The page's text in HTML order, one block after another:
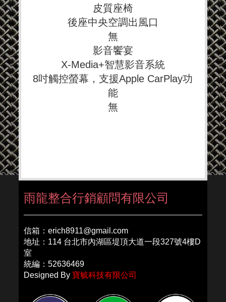
皮質座椅
後座中央空調出風口
無
影音饗宴
X-Media+智慧影音系統
8吋觸控螢幕，支援Apple CarPlay功
能
無
雨龍整合行銷顧問有限公司
信箱：erich8911@gmail.com
地址：114 台北市內湖區堤頂大道一段327號4樓D
室
統編：52636469
Designed By寶毓科技有限公司